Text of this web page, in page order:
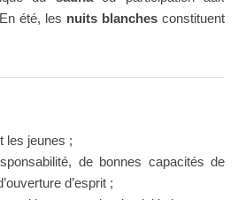
été, les nuits blanches constituent
les jeunes ;
de bonnes capacités de
d’esprit ;